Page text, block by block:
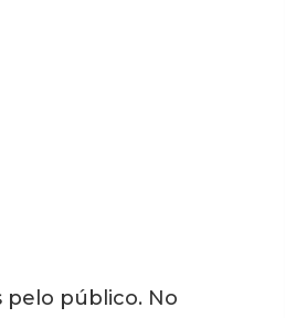
pelo público. No